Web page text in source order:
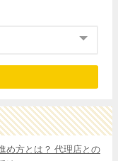
め方とは？ 代理店との